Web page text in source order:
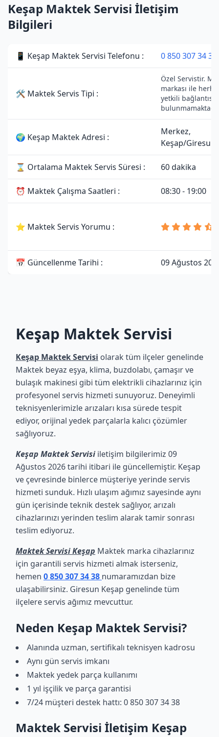
Keşap Maktek Servisi İletişim
Bilgileri
📱 Keşap Maktek Servisi Telefonu : 0 850 307 34 38
🛠 Maktek Servis Tipi :
Özel Servistir.
markası ile
yetkili bağlantısı
🌍 Keşap Maktek Adresi :
Merkez,
Keşap/Giresun
⌛ Ortalama Maktek Servis Süresi : 60 dakika
⏰ Maktek Çalışma Saatleri : 08:30 - 19:00
⭐ Maktek Servis Yorumu :
📅 Güncellenme Tarihi : 09 Ağustos
Keşap Maktek Servisi
Keşap Maktek Servisi olarak tüm ilçeler genelinde
Maktek beyaz eşya, klima, buzdolabı, çamaşır ve
bulaşık makinesi gibi tüm elektrikli cihazlarınız için
profesyonel servis hizmeti sunuyoruz. Deneyimli
teknisyenlerimizle arızaları kısa sürede tespit
ediyor, orijinal yedek parçalarla kalıcı çözümler
sağlıyoruz.
Keşap Maktek Servisi iletişim bilgilerimiz 09
Ağustos 2026 tarihi itibari ile güncellemiştir. Keşap
ve çevresinde binlerce müşteriye yerinde servis
hizmeti sunduk. Hızlı ulaşım ağımız sayesinde aynı
gün içerisinde teknik destek sağlıyor, arızalı
cihazlarınızı yerinden teslim alarak tamir sonrası
teslim ediyoruz.
Maktek Servisi Keşap Maktek marka cihazlarınız
için garantili servis hizmeti almak isterseniz,
hemen 0 850 307 34 38 numaramızdan bize
ulaşabilirsiniz. Giresun Keşap genelinde tüm
ilçelere servis ağımız mevcuttur.
Neden Keşap Maktek Servisi?
Alanında uzman, sertifikalı teknisyen kadrosu
Aynı gün servis imkanı
Maktek yedek parça kullanımı
1 yıl işçilik ve parça garantisi
7/24 müşteri destek hattı: 0 850 307 34 38
Maktek Servisi İletişim Keşap